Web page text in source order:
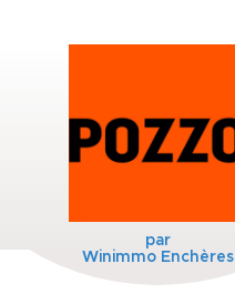
par
Winimmo Enchères